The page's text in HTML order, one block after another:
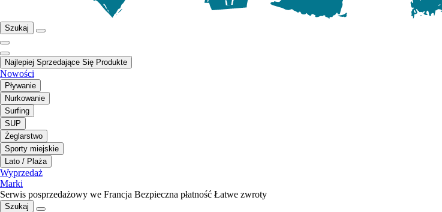
Szukaj
Najlepiej Sprzedające Się Produkte
Nowości
Pływanie
Nurkowanie
Surfing
SUP
Żeglarstwo
Sporty miejskie
Lato / Plaża
Wyprzedaż
Marki
Serwis posprzedażowy we Francja Bezpieczna płatność Łatwe zwroty
Szukaj